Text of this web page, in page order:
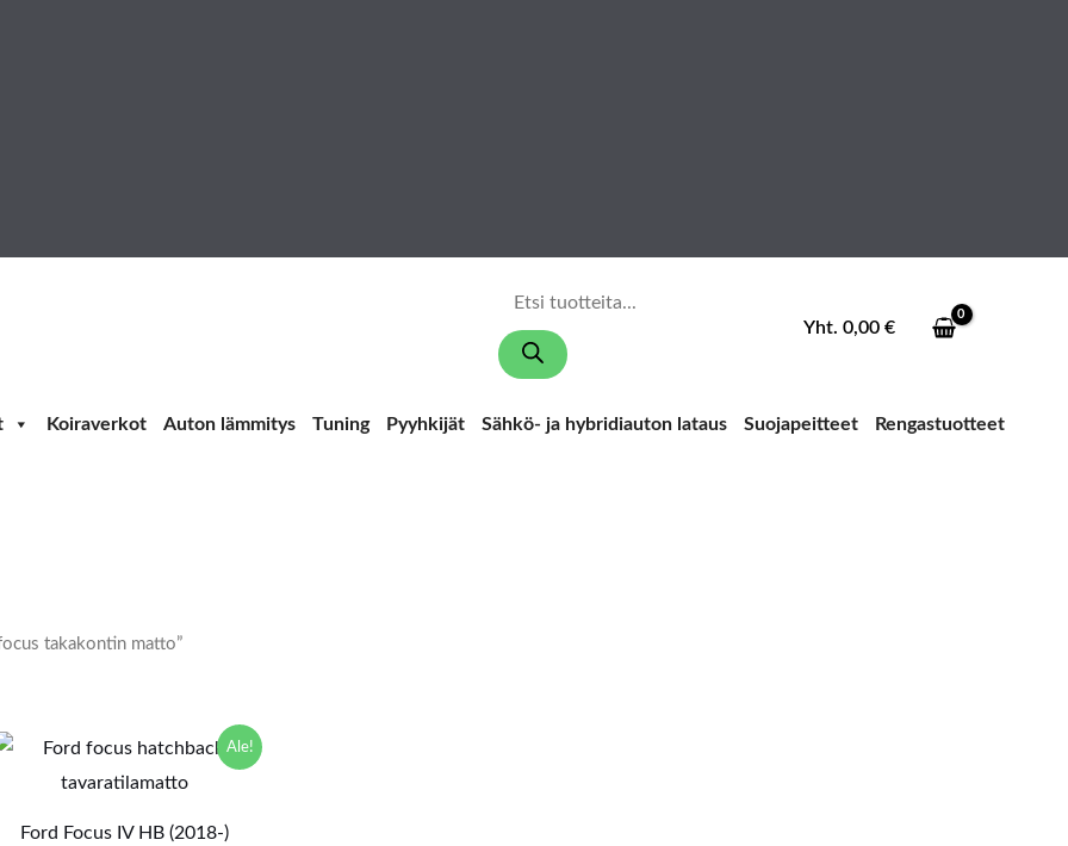
Products
search
Yht. 0,00 €
Koiraverkot Auton lämmitys Tuning Pyyhkijät Sähkö- ja hybridiauton lataus Suojapeitteet Rengastuotteet
takakontin matto”
Ale!
Ford Focus IV HB (2018-)
Alkuperäinen
oli:
Nykyinen
on: